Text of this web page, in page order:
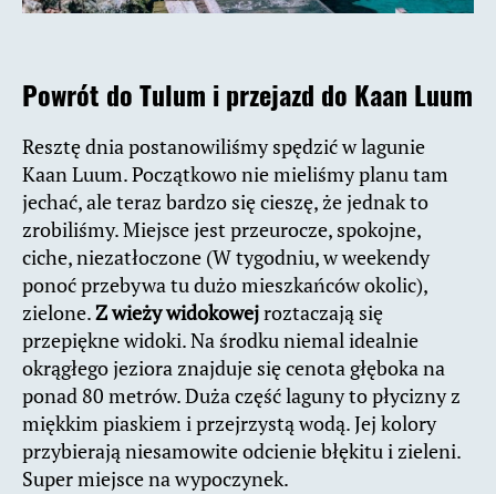
Powrót do Tulum i przejazd do Kaan Luum
Resztę dnia postanowiliśmy spędzić w lagunie
Kaan Luum. Początkowo nie mieliśmy planu tam
jechać, ale teraz bardzo się cieszę, że jednak to
zrobiliśmy. Miejsce jest przeurocze, spokojne,
ciche, niezatłoczone (W tygodniu, w weekendy
ponoć przebywa tu dużo mieszkańców okolic),
zielone.Z wieży widokowejroztaczają się
przepiękne widoki. Na środku niemal idealnie
okrągłego jeziora znajduje się cenota głęboka na
ponad 80 metrów. Duża część laguny to płycizny z
miękkim piaskiem i przejrzystą wodą. Jej kolory
przybierają niesamowite odcienie błękitu i zieleni.
Super miejsce na wypoczynek.